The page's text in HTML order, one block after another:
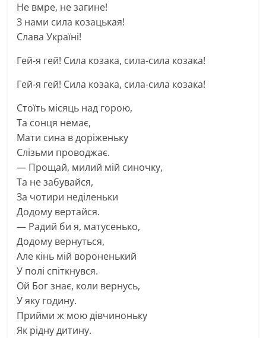
Не вмре, не загине!
З нами сила козацькая!
Слава Україні!
Гей-я гей! Сила козака, сила-сила козака!
Гей-я гей! Сила козака, сила-сила козака!
Стоїть місяць над горою,
Та сонця немає,
Мати сина в доріженьку
Слізьми проводжає.
— Прощай, милий мій синочку,
Та не забувайся,
За чотири неділеньки
Додому вертайся.
— Радий би я, матусенько,
Додому вернуться,
Але кінь мій вороненький
У полі спіткнувся.
Ой Бог знає, коли вернусь,
У яку годину.
Прийми ж мою дівчиноньку
Як рідну дитину.